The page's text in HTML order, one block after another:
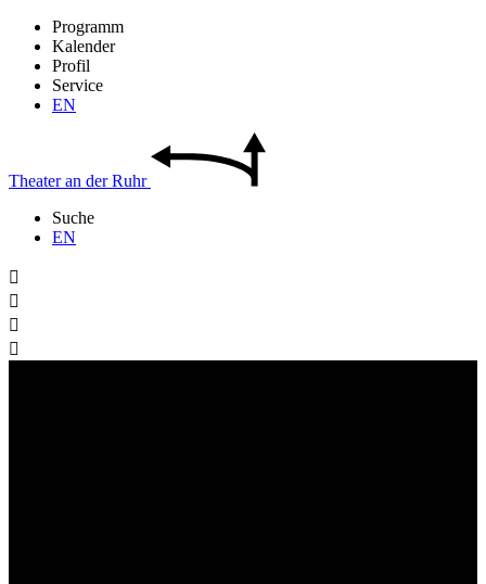
Programm
Kalender
Profil
Service
EN
Theateran derRuhr
Suche
EN



